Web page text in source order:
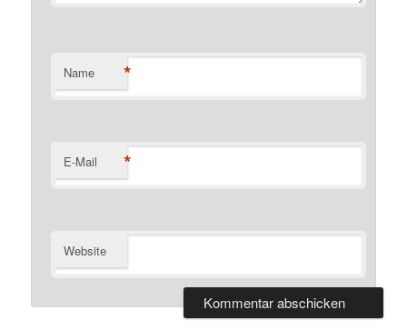
Name *
E-Mail *
Website